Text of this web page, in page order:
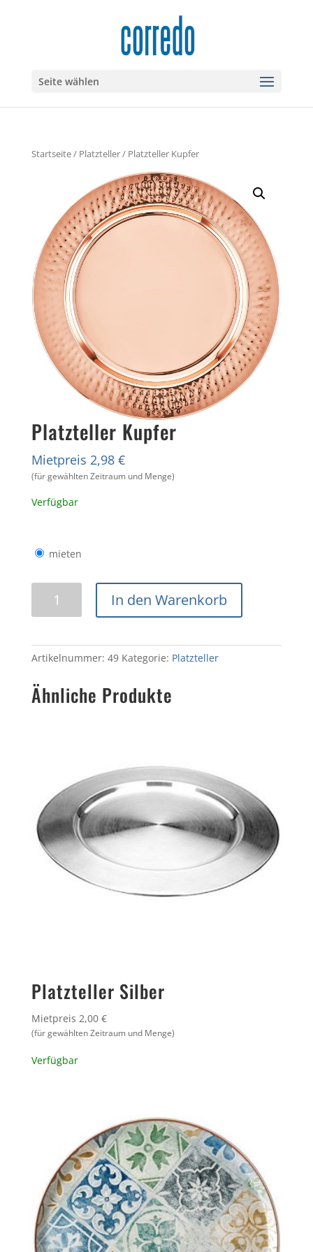
Seite wählen
Startseite/ Platzteller/ Platzteller Kupfer
Platzteller Kupfer
Mietpreis 2,98 €
(für gewählten Zeitraum und Menge)
Verfügbar
mieten
Kupfer
In den Warenkorb
Artikelnummer: 49 Kategorie: Platzteller
Ähnliche Produkte
Platzteller Silber
Mietpreis 2,00 €
(für gewählten Zeitraum und Menge)
Verfügbar